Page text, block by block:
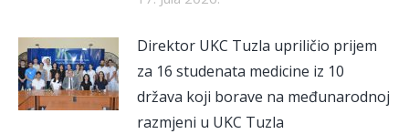
Direktor UKC Tuzla upriličio prijem
za 16 studenata medicine iz 10
država koji borave na međunarodnoj
razmjeni u UKC Tuzla